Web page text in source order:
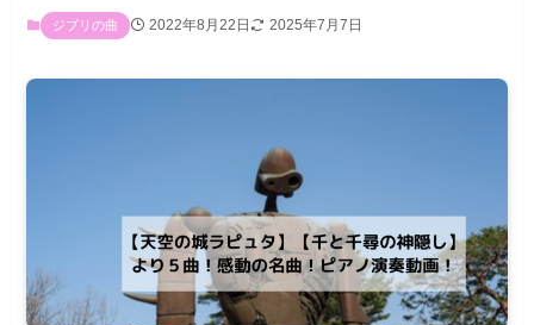
ジブリの曲 2022年8月22日 2025年7月7日